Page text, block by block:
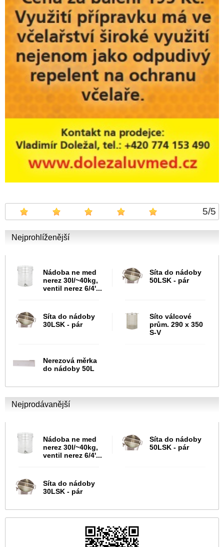
5/5
Nejprohlíženější
Nádoba ne med
nerez 30l/~40kg,
ventil nerez 6/4'...
Síta do nádoby
50LSK - pár
Síta do nádoby
30LSK - pár
Síto válcové
prům. 290 x 350
S-V
Nerezová měrka
do nádoby 50L
Nejprodávanější
Nádoba ne med
nerez 30l/~40kg,
ventil nerez 6/4'...
Síta do nádoby
50LSK - pár
Síta do nádoby
30LSK - pár